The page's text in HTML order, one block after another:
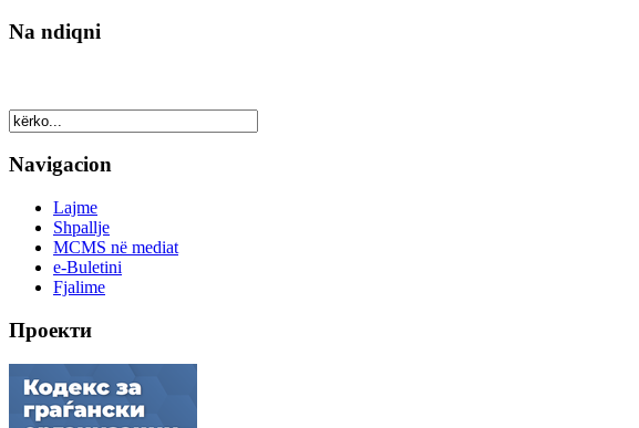
Na ndiqni
Navigacion
Lajme
Shpallje
MCMS në mediat
e-Buletini
Fjalime
Проекти